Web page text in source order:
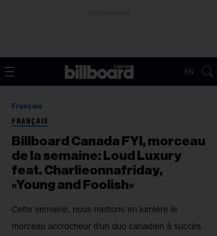
EN
Français
FRANÇAIS
Billboard Canada FYI, morceau
de la semaine: Loud Luxury
feat. Charlieonnafriday,
«Young and Foolish»
Cette semaine, nous mettons en lumière le
morceau accrocheur d'un duo canadien à succès